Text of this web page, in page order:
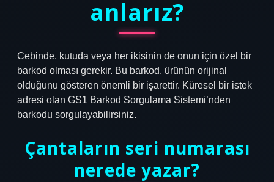
anlarız?
Cebinde, kutuda veya her ikisinin de onun için özel bir
barkod olması gerekir. Bu barkod, ürünün orijinal
olduğunu gösteren önemli bir işarettir. Küresel bir istek
adresi olan GS1 Barkod Sorgulama Sistemi’nden
barkodu sorgulayabilirsiniz.
Çantaların seri numarası
nerede yazar?